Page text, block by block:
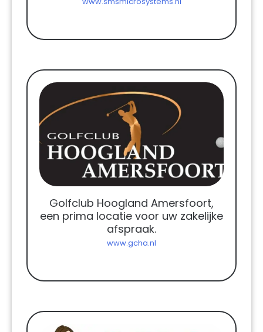
Golfclub Hoogland Amersfoort,
een prima locatie voor uw zakelijke
afspraak.
www.gcha.nl